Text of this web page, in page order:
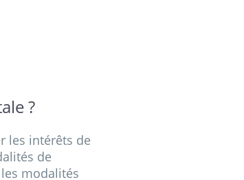
?
les intérêts de
de
modalités